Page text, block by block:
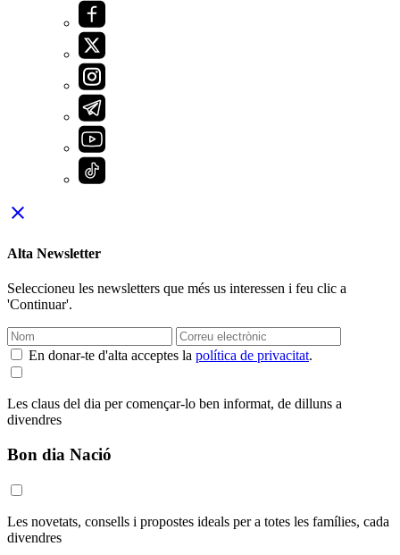
close
Alta Newsletter
Seleccioneu les newsletters que més us interessen i feu clic a
'Continuar'.
En donar-te d'alta acceptes la política de privacitat.
Les claus del dia per començar-lo ben informat, de dilluns a
divendres
Bon dia Nació
Les novetats, consells i propostes ideals per a totes les famílies, cada
divendres